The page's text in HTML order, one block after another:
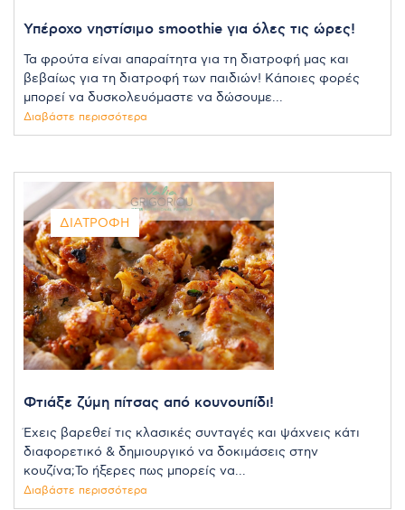
Υπέροχο νηστίσιμο smoothie για όλες τις ώρες!
Τα φρούτα είναι απαραίτητα για τη διατροφή μας και
βεβαίως για τη διατροφή των παιδιών! Κάποιες φορές
μπορεί να δυσκολευόμαστε να δώσουμε...
Διαβάστε περισσότερα
ΔΙΑΤΡΟΦΉ
Φτιάξε ζύμη πίτσας από κουνουπίδι!
Έχεις βαρεθεί τις κλασικές συνταγές και ψάχνεις κάτι
διαφορετικό & δημιουργικό να δοκιμάσεις στην
κουζίνα;Το ήξερες πως μπορείς να...
Διαβάστε περισσότερα